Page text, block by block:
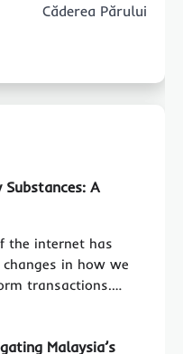
Căderea Părului
A
the internet has
in how we
transactions.…
Malaysia’s